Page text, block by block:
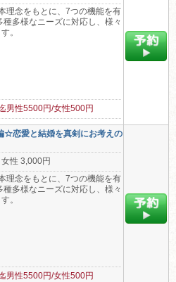
理念をもとに、7つの機能を有
種多様なニーズに対応し、様々
。
男性5500円/女性500円
☆恋愛と結婚を真剣にお考えの
女性 3,000円
理念をもとに、7つの機能を有
種多様なニーズに対応し、様々
。
男性5500円/女性500円